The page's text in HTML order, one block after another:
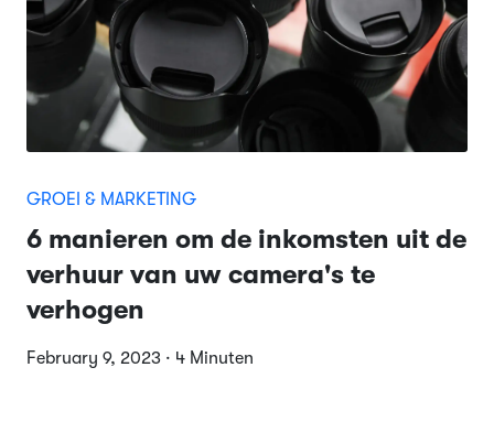
GROEI & MARKETING
6 manieren om de inkomsten uit de
verhuur van uw camera's te
verhogen
February 9, 2023 · 4 Minuten